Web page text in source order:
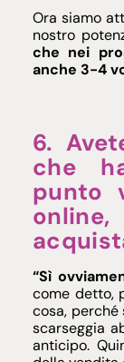
Ora siamo
nostro
che nei
anche 3-4
6.
che
punto
“Sì
come detto,
cosa,
scarseggia
anticipo.